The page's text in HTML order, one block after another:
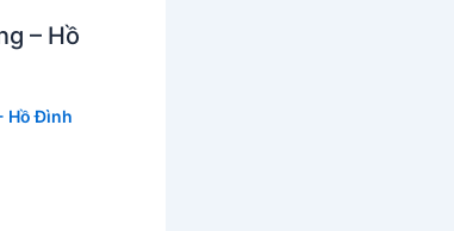
– Hồ
Hồ Đình